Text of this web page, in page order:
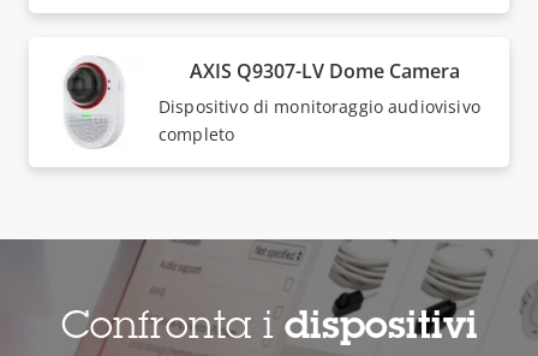
AXIS Q9307-LV Dome Camera
Dispositivo di monitoraggio audiovisivo
completo
Confronta i dispositivi